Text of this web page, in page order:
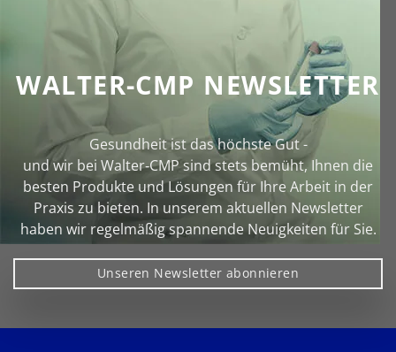
WALTER-CMP NEWSLETTER
Gesundheit ist das höchste Gut -
und wir bei Walter‑CMP sind stets bemüht, Ihnen die
besten Produkte und Lösungen für Ihre Arbeit in der
Praxis zu bieten. In unserem aktuellen Newsletter
haben wir regelmäßig spannende Neuigkeiten für Sie.
Unseren Newsletter abonnieren